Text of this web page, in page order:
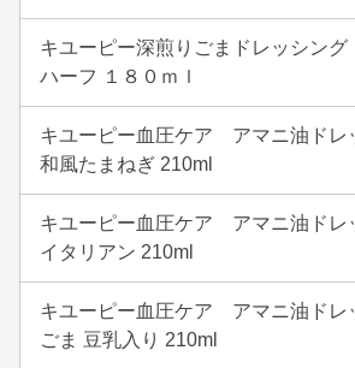
キユーピー深煎りごまドレッシン
ハーフ １８０ｍｌ
キユーピー血圧ケア アマニ油ド
和風たまねぎ 210ml
キユーピー血圧ケア アマニ油ド
イタリアン 210ml
キユーピー血圧ケア アマニ油ド
ごま 豆乳入り 210ml